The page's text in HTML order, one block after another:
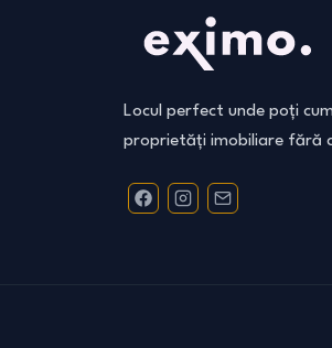
Locul perfect unde poți
proprietăți imobiliare fără